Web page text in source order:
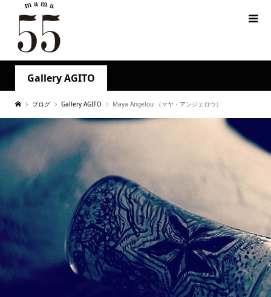
Gallery AGITO
ブログ Gallery AGITO Maya Angelou （マヤ・アンジェロウ）